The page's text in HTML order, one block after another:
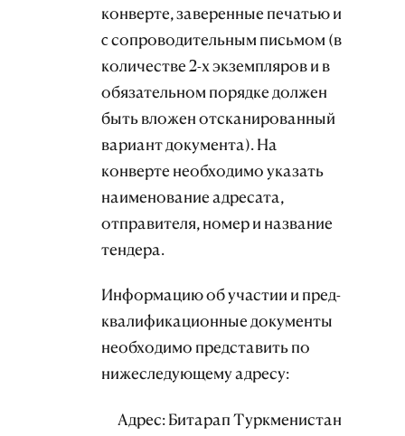
конверте, заверенные печатью и
c сопроводительным письмом (в
количестве 2-х экземпляров и в
обязательном порядке должен
быть вложен отсканированный
вариант документа). На
конверте необходимо указать
наименование адресата,
отправителя, номер и название
тендера.
Информацию об участии и пред-
квалификационные документы
необходимо представить по
нижеследующему адресу:
Адрес: Битарап Туркменистан